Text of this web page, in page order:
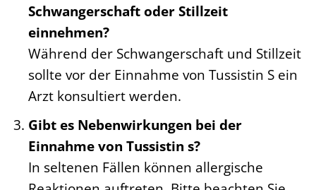
Schwangerschaft oder Stillzeit
einnehmen?
Während der Schwangerschaft und Stillzeit
sollte vor der Einnahme von Tussistin S ein
Arzt konsultiert werden.
Gibt es Nebenwirkungen bei der
Einnahme von Tussistin s?
In seltenen Fällen können allergische